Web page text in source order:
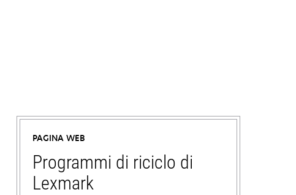
PAGINA WEB
Programmi di riciclo di
Lexmark